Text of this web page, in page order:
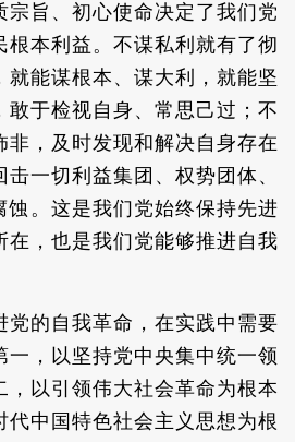
宗旨、初心使命决定了我们党
根本利益。不谋私利就有了彻
就能谋根本、谋大利，就能坚
敢于检视自身、常思己过；不
非，及时发现和解决自身存在
一切利益集团、权势团体、
蚀。这是我们党始终保持先进
在，也是我们党能够推进自我
党的自我革命，在实践中需要
一，以坚持党中央集中统一领
，以引领伟大社会革命为根本
代中国特色社会主义思想为根